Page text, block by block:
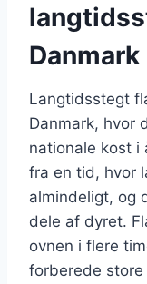
Danmark
Langtidsstegt
Danmark, hvor
nationale kost i
fra en tid, hvor
almindeligt, og
dele af dyret.
ovnen i flere
forberede